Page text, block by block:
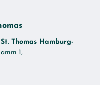
Thomas Hamburg-
1,